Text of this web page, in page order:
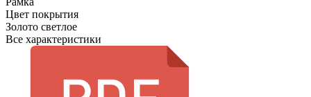
Цвет покрытия
Золото светлое
Все характеристики